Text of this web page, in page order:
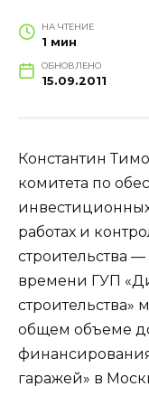
НА ЧТЕНИЕ
1 мин
ОБНОВЛЕНО
15.09.2011
Константин
комитета по
работах и
строительства
времени ГУП
строительства»
общем объеме
гаражей» в